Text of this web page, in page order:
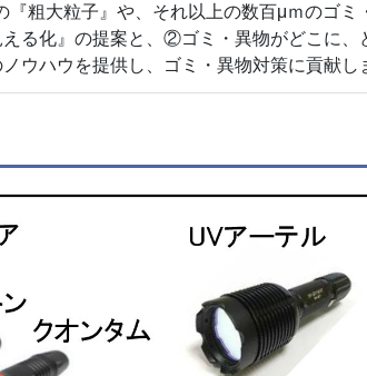
粗大粒子』や、それ以上の数百μｍのゴ
る化』の提案と、②ゴミ・異物がどこに
ウハウを提供し、ゴミ・異物対策に貢献し